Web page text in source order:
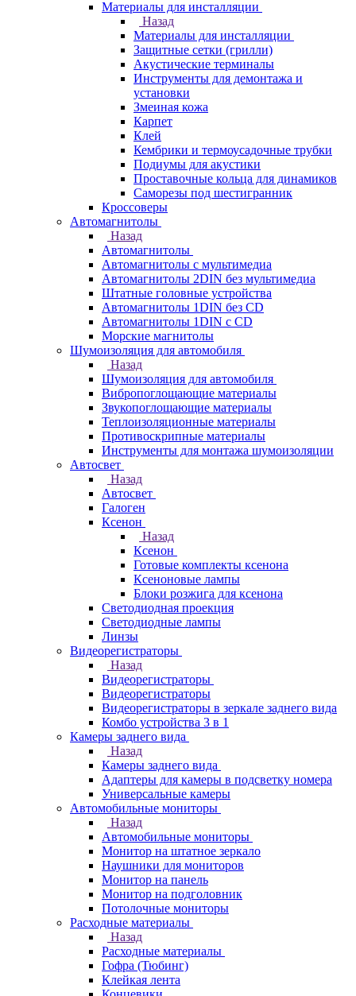
Материалы для инсталляции
Назад
Материалы для инсталляции
Защитные сетки (грилли)
Акустические терминалы
Инструменты для демонтажа и
установки
Змеиная кожа
Карпет
Клей
Кембрики и термоусадочные трубки
Подиумы для акустики
Проставочные кольца для динамиков
Саморезы под шестигранник
Кроссоверы
Автомагнитолы
Назад
Автомагнитолы
Автомагнитолы с мультимедиа
Автомагнитолы 2DIN без мультимедиа
Штатные головные устройства
Автомагнитолы 1DIN без CD
Автомагнитолы 1DIN с CD
Морские магнитолы
Шумоизоляция для автомобиля
Назад
Шумоизоляция для автомобиля
Вибропоглощающие материалы
Звукопоглощающие материалы
Теплоизоляционные материалы
Противоскрипные материалы
Инструменты для монтажа шумоизоляции
Автосвет
Назад
Автосвет
Галоген
Ксенон
Назад
Ксенон
Готовые комплекты ксенона
Ксеноновые лампы
Блоки розжига для ксенона
Светодиодная проекция
Светодиодные лампы
Линзы
Видеорегистраторы
Назад
Видеорегистраторы
Видеорегистраторы
Видеорегистраторы в зеркале заднего вида
Комбо устройства 3 в 1
Камеры заднего вида
Назад
Камеры заднего вида
Адаптеры для камеры в подсветку номера
Универсальные камеры
Автомобильные мониторы
Назад
Автомобильные мониторы
Монитор на штатное зеркало
Наушники для мониторов
Монитор на панель
Монитор на подголовник
Потолочные мониторы
Расходные материалы
Назад
Расходные материалы
Гофра (Тюбинг)
Клейкая лента